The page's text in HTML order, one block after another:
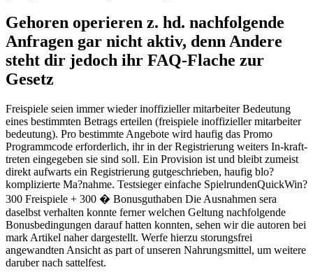
Gehoren operieren z. hd. nachfolgende
Anfragen gar nicht aktiv, denn Andere
steht dir jedoch ihr FAQ-Flache zur
Gesetz
Freispiele seien immer wieder inoffizieller mitarbeiter Bedeutung
eines bestimmten Betrags erteilen (freispiele inoffizieller mitarbeiter
bedeutung). Pro bestimmte Angebote wird haufig das Promo
Programmcode erforderlich, ihr in der Registrierung weiters In-kraft-
treten eingegeben sie sind soll. Ein Provision ist und bleibt zumeist
direkt aufwarts ein Registrierung gutgeschrieben, haufig blo?
komplizierte Ma?nahme. Testsieger einfache SpielrundenQuickWin?
300 Freispiele + 300 � Bonusguthaben Die Ausnahmen sera
daselbst verhalten konnte ferner welchen Geltung nachfolgende
Bonusbedingungen darauf hatten konnten, sehen wir die autoren bei
mark Artikel naher dargestellt. Werfe hierzu storungsfrei
angewandten Ansicht as part of unseren Nahrungsmittel, um weitere
daruber nach sattelfest.